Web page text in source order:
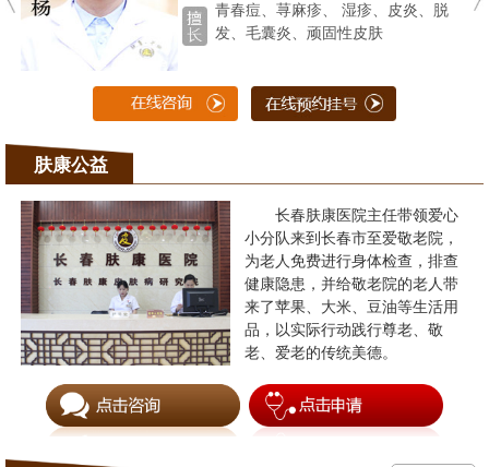
青春痘、荨麻疹、 湿疹、皮炎、脱
发、毛囊炎、顽固性皮肤
肤康公益
长春肤康医院主任带领爱心
小分队来到长春市至爱敬老院，
为老人免费进行身体检查，排查
健康隐患，并给敬老院的老人带
来了苹果、大米、豆油等生活用
品，以实际行动践行尊老、敬
老、爱老的传统美德。